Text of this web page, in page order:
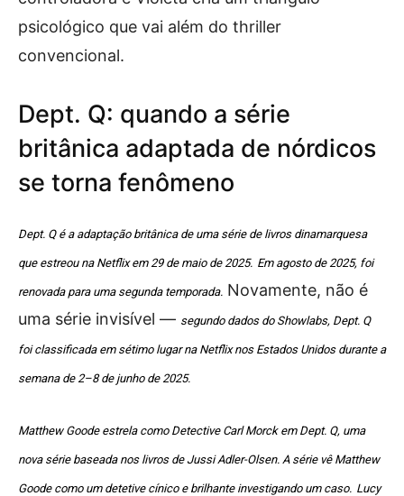
psicológico que vai além do thriller
convencional.
Dept. Q: quando a série
britânica adaptada de nórdicos
se torna fenômeno
Dept. Q é a adaptação britânica de uma série de livros dinamarquesa
que estreou na Netflix em 29 de maio de 2025. Em agosto de 2025, foi
renovada para uma segunda temporada. Novamente, não é
uma série invisível — segundo dados do Showlabs, Dept. Q
foi classificada em sétimo lugar na Netflix nos Estados Unidos durante a
semana de 2–8 de junho de 2025.
Matthew Goode estrela como Detective Carl Morck em Dept. Q, uma
nova série baseada nos livros de Jussi Adler-Olsen. A série vê Matthew
Goode como um detetive cínico e brilhante investigando um caso. Lucy